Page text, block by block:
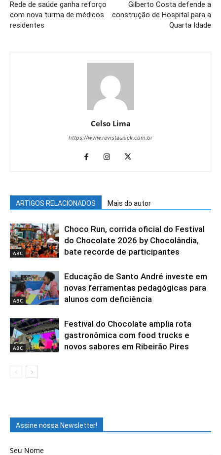
Rede de saúde ganha reforço
com nova turma de médicos
residentes
Gilberto Costa defende a
construção de Hospital para a
Quarta Idade
Celso Lima
https://www.revistaunick.com.br
ARTIGOS RELACIONADOS Mais do autor
ABC
Choco Run, corrida oficial do Festival
do Chocolate 2026 by Chocolândia,
bate recorde de participantes
ABC
Educação de Santo André investe em
novas ferramentas pedagógicas para
alunos com deficiência
ABC
Festival do Chocolate amplia rota
gastronômica com food trucks e
novos sabores em Ribeirão Pires
Assine nossa Newsletter!
Seu Nome